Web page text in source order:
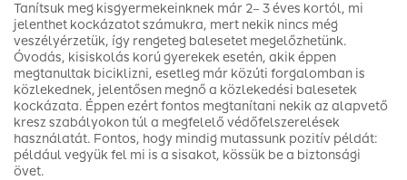
Tanítsuk meg kisgyermekeinknek már 2– 3 éves kortól, mi
jelenthet kockázatot számukra, mert nekik nincs még
veszélyérzetük, így rengeteg balesetet megelőzhetünk.
Óvodás, kisiskolás korú gyerekek esetén, akik éppen
megtanultak biciklizni, esetleg már közúti forgalomban is
közlekednek, jelentősen megnő a közlekedési balesetek
kockázata. Éppen ezért fontos megtanítani nekik az alapvető
kresz szabályokon túl a megfelelő védőfelszerelések
használatát. Fontos, hogy mindig mutassunk pozitív példát:
például vegyük fel mi is a sisakot, kössük be a biztonsági
övet.